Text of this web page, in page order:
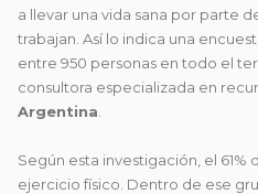
a llevar una vida sana por parte
trabajan. Así lo indica una
entre 950 personas en todo el
consultora especializada en
Argentina
Según esta investigación, el
ejercicio físico. Dentro de ese